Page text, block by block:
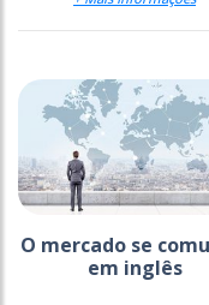
O mercado se
em inglês